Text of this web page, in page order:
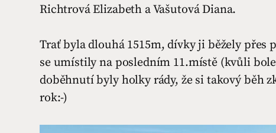
Richtrová Elizabeth a Vašutová Diana.
Trať byla dlouhá 1515m, dívky ji běžely
se umístily na posledním 11.místě (kvůli
doběhnutí byly holky rády, že si takový běh
rok:-)